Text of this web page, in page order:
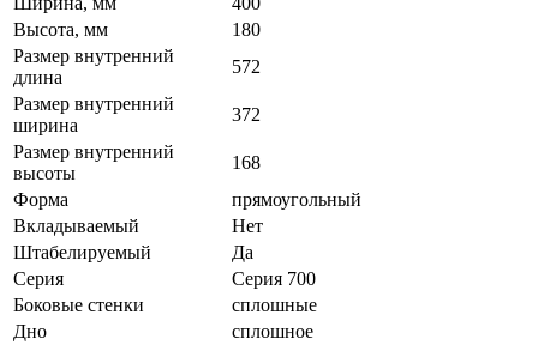
Высота, мм
180
Размер внутренний
длина
572
Размер внутренний
ширина
372
Размер внутренний
высоты
168
Форма
прямоугольный
Вкладываемый
Нет
Штабелируемый
Да
Серия
Серия 700
Боковые стенки
сплошные
Дно
сплошное